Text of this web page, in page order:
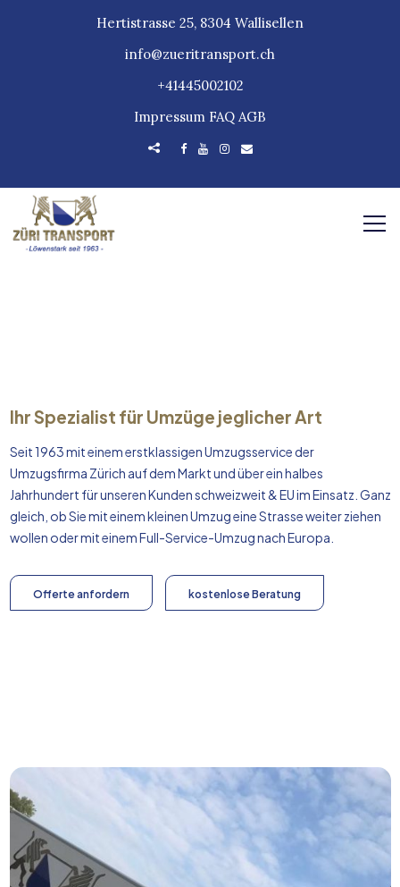
Hertistrasse 25, 8304 Wallisellen
info@zueritransport.ch
+41445002102
Impressum FAQ AGB
Ihr Spezialist für Umzüge jeglicher Art
Seit 1963 mit einem erstklassigen Umzugsservice der
Umzugsfirma Zürich auf dem Markt und über ein halbes
Jahrhundert für unseren Kunden schweizweit & EU im Einsatz. Ganz
gleich, ob Sie mit einem kleinen Umzug eine Strasse weiter ziehen
wollen oder mit einem Full-Service-Umzug nachEuropa
Offerte anfordern kostenlose Beratung